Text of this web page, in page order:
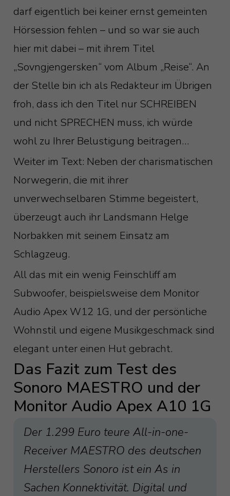
darf eigentlich bei keiner ernst gemeinten
Hörsession fehlen – und so war sie auch
hier mit dabei – mit ihrem Titel
„Sovngjengersken“ vom Album „Reise“. An
der Stelle bin ich als Redakteur im Übrigen
froh, dass ich den Titel nur SCHREIBEN
und nicht SPRECHEN muss, ich würde
wohl zu Ihrer Belustigung beitragen…
Weiter im Text: Neben der charismatischen
Norwegerin, die mit ihrer
unverwechselbaren Stimme begeistert,
überzeugt auch ihr Landsmann Helge
Norbakken mit seinem Einsatz am
Schlagzeug.
All das mit ein wenig Feinschliff am
Subwoofer, beispielsweise dem Monitor
Audio Apex W12 1G, und der persönliche
Wohnstil und eigene Musikgeschmack sind
elegant unter einen Hut gebracht.
Das Fazit zum Test des
Sonoro MAESTRO und der
Monitor Audio Apex A10 1G
Der 1.299 Euro teure All-in-one-
Receiver MAESTRO des deutschen
Herstellers Sonoro ist ein As in
Sachen Konnektivität. Digital und